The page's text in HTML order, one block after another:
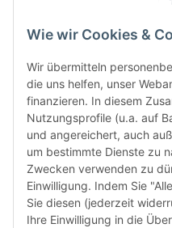
Wie wir Cookies &
Wir übermitteln
die uns helfen, unser
finanzieren. In diesem
Nutzungsprofile (u.a. auf
und angereichert, auch
um bestimmte Dienste zu
Zwecken verwenden zu
Einwilligung. Indem Sie
Sie diesen (jederzeit
Ihre Einwilligung in die